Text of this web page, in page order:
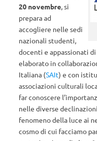
20 novembre, si
prepara ad
accogliere nelle sedi
nazionali studenti,
docenti e appassionati
elaborato in
Italiana (SAIt) e con
associazioni culturali
far conoscere
nelle diverse
fenomeno della luce ai
cosmo di cui facciamo